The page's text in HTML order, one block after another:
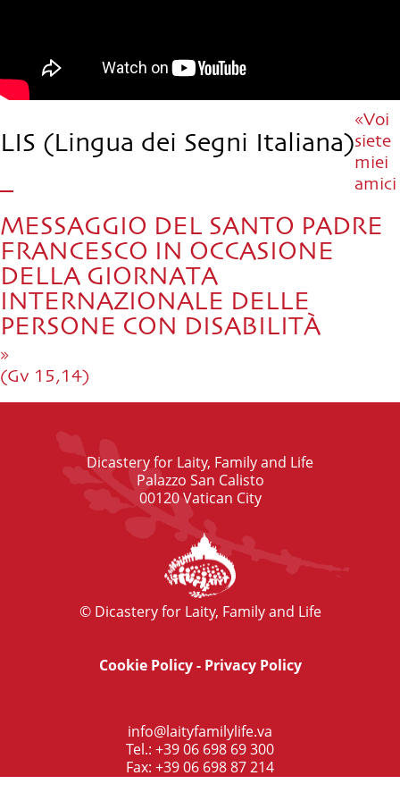
LIS (Lingua dei Segni Italiana)
MESSAGGIO DEL SANTO PADRE
FRANCESCO IN OCCASIONE
DELLA GIORNATA
INTERNAZIONALE DELLE
PERSONE CON DISABILITÀ
«Voi
siete
miei
amici
»
(Gv 15,14)
Dicastery for Laity, Family and Life
Palazzo San Calisto
00120 Vatican City
© Dicastery for Laity, Family and Life
Cookie Policy- Privacy Policy
info@laityfamilylife.va
Tel.: +39 06 698 69 300
Fax: +39 06 698 87 214